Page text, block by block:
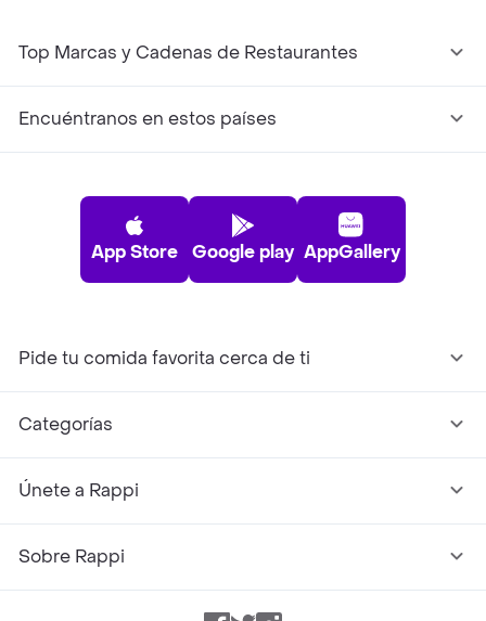
Top Marcas y Cadenas de Restaurantes
Encuéntranos en estos países
App Store Google play AppGallery
Pide tu comida favorita cerca de ti
Categorías
Únete a Rappi
Sobre Rappi